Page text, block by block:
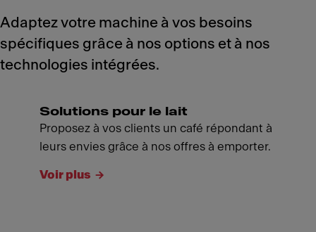
Adaptez votre machine à vos besoins
spécifiques grâce à nos options et à nos
technologies intégrées.
Solutions pour le lait
Proposez à vos clients un café répondant à
leurs envies grâce à nos offres à emporter.
Voir plus